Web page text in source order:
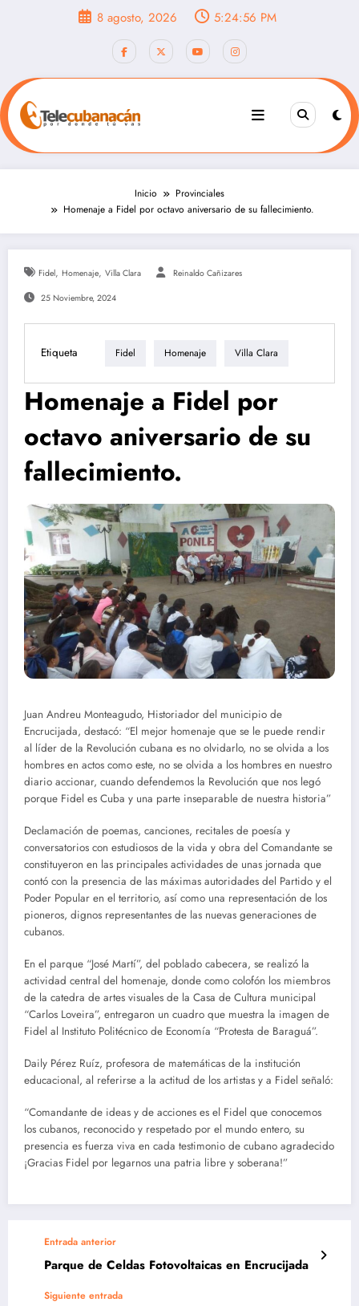
8 agosto, 2026 5:24:58 PM
Inicio
Provinciales
Homenaje a Fidel por octavo aniversario de su fallecimiento.
Fidel, Homenaje, Villa Clara Reinaldo Cañizares
25 Noviembre, 2024
Etiqueta Fidel Homenaje Villa Clara
Homenaje a Fidel por
octavo aniversario de su
fallecimiento.
Juan Andreu Monteagudo, Historiador del municipio de
Encrucijada, destacó: “El mejor homenaje que se le puede rendir
al líder de la Revolución cubana es no olvidarlo, no se olvida a los
hombres en actos como este, no se olvida a los hombres en nuestro
diario accionar, cuando defendemos la Revolución que nos legó
porque Fidel es Cuba y una parte inseparable de nuestra historia”
Declamación de poemas, canciones, recitales de poesía y
conversatorios con estudiosos de la vida y obra del Comandante se
constituyeron en las principales actividades de unas jornada que
contó con la presencia de las máximas autoridades del Partido y el
Poder Popular en el territorio, así como una representación de los
pioneros, dignos representantes de las nuevas generaciones de
cubanos.
En el parque “José Martí”, del poblado cabecera, se realizó la
actividad central del homenaje, donde como colofón los miembros
de la catedra de artes visuales de la Casa de Cultura municipal
“Carlos Loveira”, entregaron un cuadro que muestra la imagen de
Fidel al Instituto Politécnico de Economía “Protesta de Baraguá”.
Daily Pérez Ruíz, profesora de matemáticas de la institución
educacional, al referirse a la actitud de los artistas y a Fidel señaló:
“Comandante de ideas y de acciones es el Fidel que conocemos
los cubanos, reconocido y respetado por el mundo entero, su
presencia es fuerza viva en cada testimonio de cubano agradecido
¡Gracias Fidel por legarnos una patria libre y soberana!”
Entrada anterior
Parque de Celdas Fotovoltaicas en Encrucijada
Siguiente entrada